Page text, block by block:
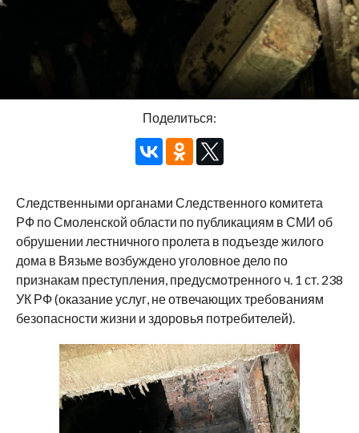
Поделиться:
Следственными органами Следственного комитета
РФ по Смоленской области по публикациям в СМИ об
обрушении лестничного пролета в подъезде жилого
дома в Вязьме возбуждено уголовное дело по
признакам преступления, предусмотренного ч. 1 ст. 238
УК РФ (оказание услуг, не отвечающих требованиям
безопасности жизни и здоровья потребителей).